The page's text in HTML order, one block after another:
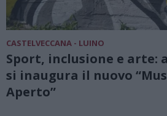
CASTELVECCANA - LUINO
Sport, inclusione e arte:
si inaugura il nuovo
Aperto”